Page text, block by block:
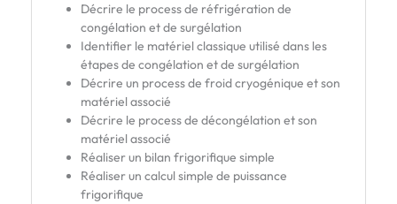
Décrire le process de réfrigération de
congélation et de surgélation
Identifier le matériel classique utilisé dans les
étapes de congélation et de surgélation
Décrire un process de froid cryogénique et son
matériel associé
Décrire le process de décongélation et son
matériel associé
Réaliser un bilan frigorifique simple
Réaliser un calcul simple de puissance
frigorifique